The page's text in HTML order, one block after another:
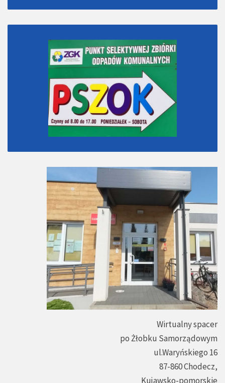
Wirtualny spacer
po Żłobku Samorządowym
ul.Waryńskiego 16
87-860 Chodecz,
Kujawsko-pomorskie